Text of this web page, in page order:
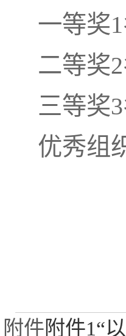
一等奖
二等奖
三等奖
优秀组
附件附件1“